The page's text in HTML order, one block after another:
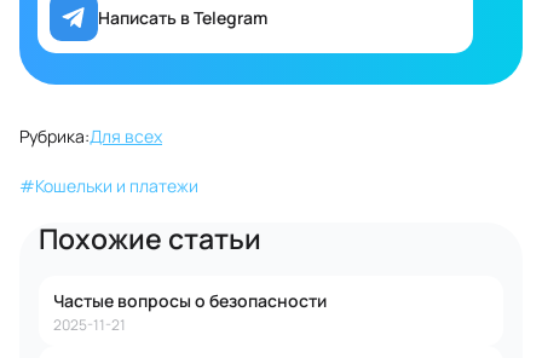
Написать в Telegram
Рубрика:Для всех
#Кошельки и платежи
Похожие статьи
Частые вопросы о безопасности
2025-11-21